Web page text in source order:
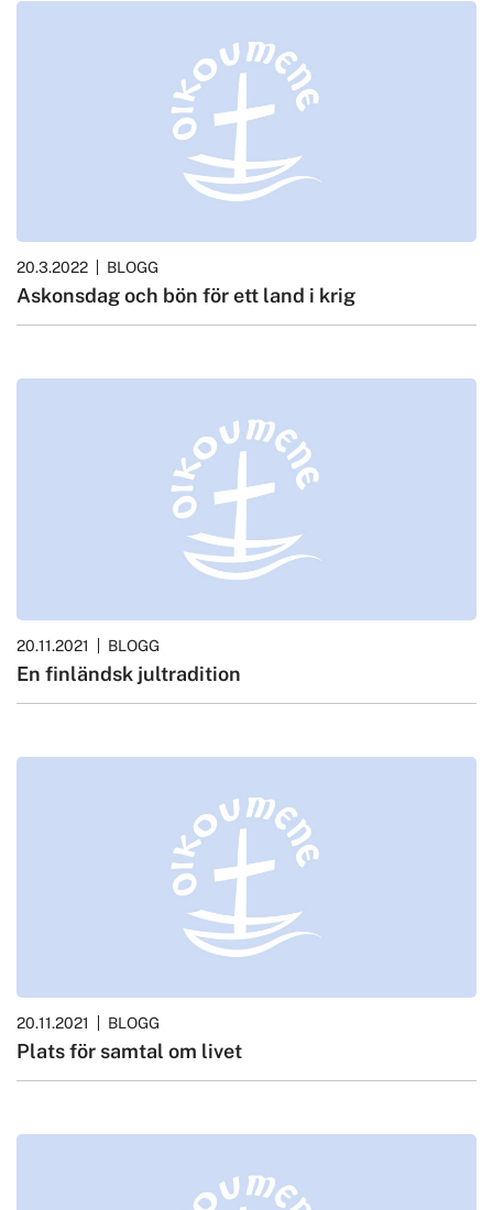
20.3.2022 BLOGG
Askonsdag och bön för ett land i krig
20.11.2021 BLOGG
En finländsk jultradition
20.11.2021 BLOGG
Plats för samtal om livet